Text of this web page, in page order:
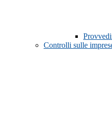
Controlli sulle